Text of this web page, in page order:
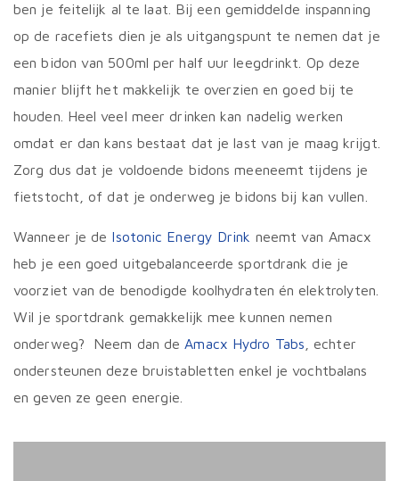
ben je feitelijk al te laat. Bij een gemiddelde inspanning
op de racefiets dien je als uitgangspunt te nemen dat je
een bidon van 500ml per half uur leegdrinkt. Op deze
manier blijft het makkelijk te overzien en goed bij te
houden. Heel veel meer drinken kan nadelig werken
omdat er dan kans bestaat dat je last van je maag krijgt.
Zorg dus dat je voldoende bidons meeneemt tijdens je
fietstocht, of dat je onderweg je bidons bij kan vullen.
Wanneer je de Isotonic Energy Drink neemt van Amacx
heb je een goed uitgebalanceerde sportdrank die je
voorziet van de benodigde koolhydraten én elektrolyten.
Wil je sportdrank gemakkelijk mee kunnen nemen
onderweg? Neem dan deAmacx Hydro Tabs , echter
ondersteunen deze bruistabletten enkel je vochtbalans
en geven ze geen energie.